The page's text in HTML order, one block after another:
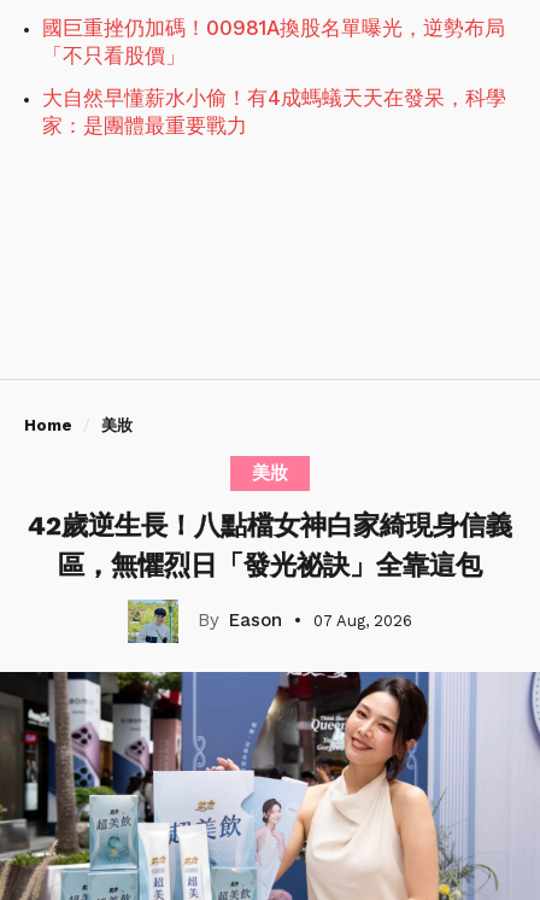
國巨重挫仍加碼！00981A換股名單曝光，逆勢布局
「不只看股價」
大自然早懂薪水小偷！有4成螞蟻天天在發呆，科學
家：是團體最重要戰力
Home 美妝
美妝
42歲逆生長！八點檔女神白家綺現身信義
區，無懼烈日「發光祕訣」全靠這包
Eason 07 Aug, 2026